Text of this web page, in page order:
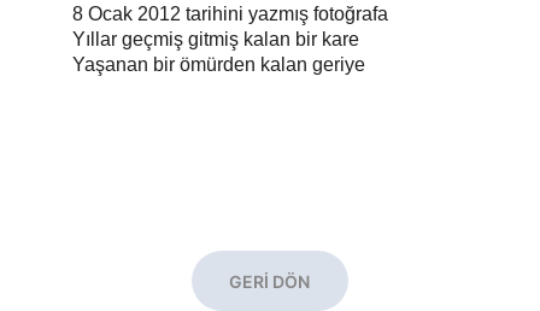
8 Ocak 2012 tarihini yazmış fotoğrafa
Yıllar geçmiş gitmiş kalan bir kare
Yaşanan bir ömürden kalan geriye
GERİ DÖN